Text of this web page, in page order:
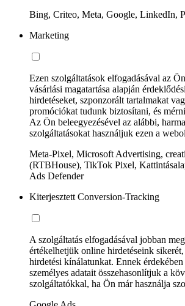
Bing, Criteo, Meta, Google, LinkedIn,
Marketing
Ezen szolgáltatások elfogadásával az
vásárlási magatartása alapján
hirdetéseket, szponzorált tartalmakat
promóciókat tudunk biztosítani, és
Az Ön beleegyezésével az alábbi,
szolgáltatásokat használjuk ezen a
Meta-Pixel, Microsoft Advertising,
(RTBHouse), TikTok Pixel,
Ads Defender
Kiterjesztett Conversion-Tracking
A szolgáltatás elfogadásával jobban
értékelhetjük online hirdetéseink
hirdetési kínálatunkat. Ennek
személyes adatait összehasonlítjuk a
szolgáltatókkal, ha Ön már használja